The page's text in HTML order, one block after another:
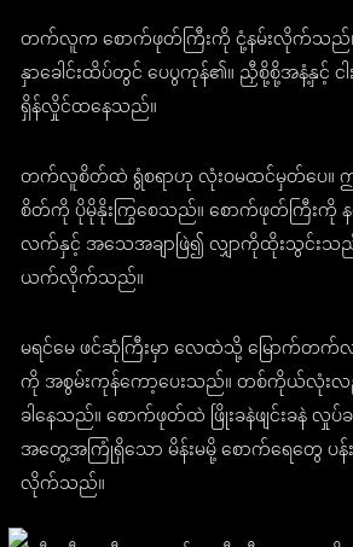
တက်လူက စောက်ဖုတ်ကြီးကို ငုံ့နမ်းလိုက်သည်
နှာခေါင်းထိပ်တွင် ပေပွကုန်၏။ ညှီစို့စို့အနံ့နှင့် င
ရှိန်လှိုင်ထနေသည်။
တက်လူစိတ်ထဲ ရွံစရာဟု လုံးဝမထင်မှတ်ပေ။
စိတ်ကို ပိုမိုနိုးကြွစေသည်။ စောက်ဖုတ်ကြီးကို
လက်နှင့် အသေအချာဖြဲ၍ လျှာကိုထိုးသွင်းသ
ယက်လိုက်သည်။
မရင်မေ ဖင်ဆုံကြီးမှာ လေထဲသို့ မြောက်တက်လ
ကို အစွမ်းကုန်ကော့ပေးသည်။ တစ်ကိုယ်လုံ
ခါနေသည်။ စောက်ဖုတ်ထဲ ဖြိုးခနဲဖျင်းခနဲ
အတွေ့အကြုံရှိသော မိန်းမမို့ စောက်ရေတွေ
လိုက်သည်။